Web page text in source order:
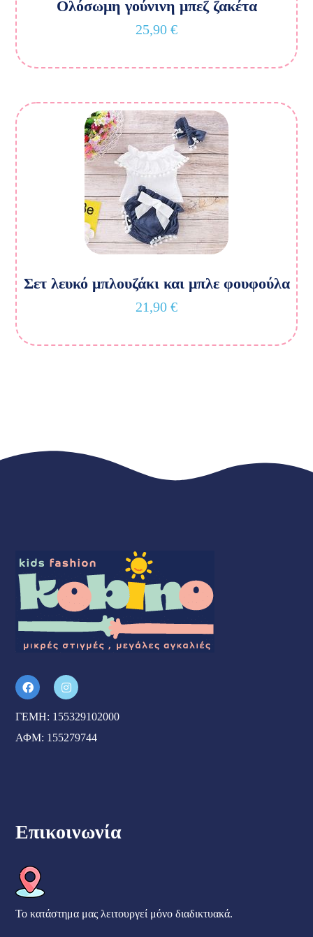
Ολόσωμη γούνινη μπεζ ζακέτα
25,90 €
Σετ λευκό μπλουζάκι και μπλε φουφούλα
21,90 €
ΓΕΜΗ: 155329102000
ΑΦΜ: 155279744
Επικοινωνία
Το κατάστημα μας λειτουργεί μόνο διαδικτυακά.